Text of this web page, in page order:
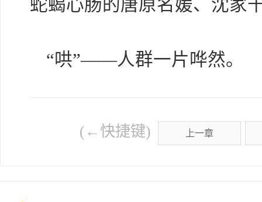
蛇蝎心肠的唐原名媛、沈
“哄”——人群一片哗然。
(←快捷键) 上一章